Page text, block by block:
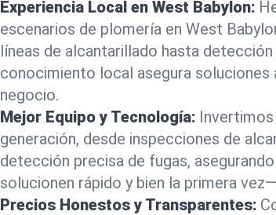
Experiencia Local en West Babylon:
escenarios de plomería en West
líneas de alcantarillado hasta
conocimiento local asegura soluciones
negocio.
Mejor Equipo y Tecnología:
generación, desde inspecciones de
detección precisa de fugas,
solucionen rápido y bien la primera
Precios Honestos y Transparentes: